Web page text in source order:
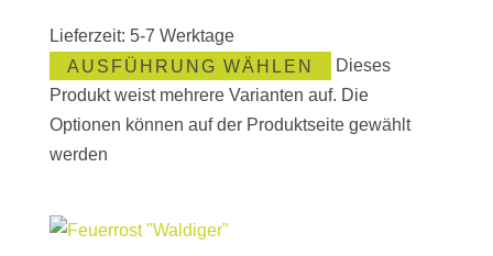
Lieferzeit: 5-7 Werktage
AUSFÜHRUNG WÄHLEN
Dieses
Produkt weist mehrere Varianten auf. Die
Optionen können auf der Produktseite gewählt
werden